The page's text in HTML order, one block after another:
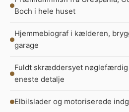
Boch i hele huset
Hjemmebiograf i kælderen,
garage
Fuldt skræddersyet
eneste detalje
Elbilslader og motoriserede